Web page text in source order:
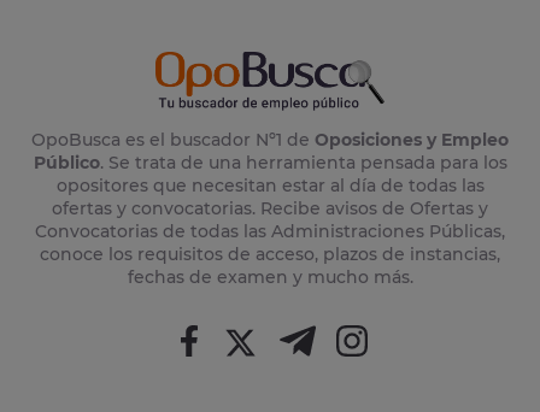
OpoBusca es el buscador Nº1 de Oposiciones y Empleo
Público. Se trata de una herramienta pensada para los
opositores que necesitan estar al día de todas las
ofertas y convocatorias. Recibe avisos de Ofertas y
Convocatorias de todas las Administraciones Públicas,
conoce los requisitos de acceso, plazos de instancias,
fechas de examen y mucho más.